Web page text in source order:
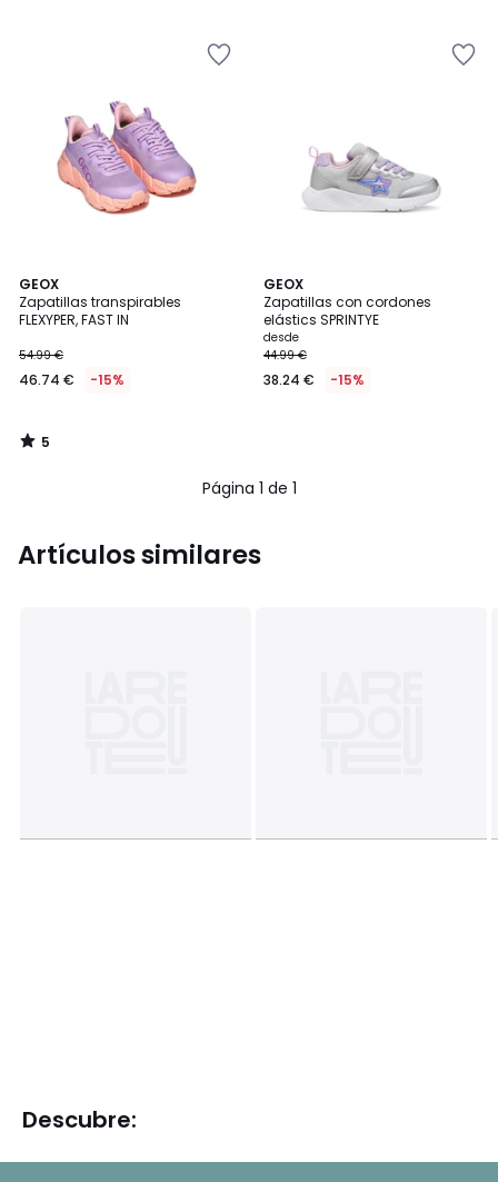
GEOX
Zapatillas transpirables
FLEXYPER, FAST IN
54.99 €
46.74 € -15%
5
/
5
5
/
GEOX
Zapatillas con cordones
elástics SPRINTYE
desde
44.99 €
38.24 € -15%
Página 1 de 1
Artículos similares
Descubre: